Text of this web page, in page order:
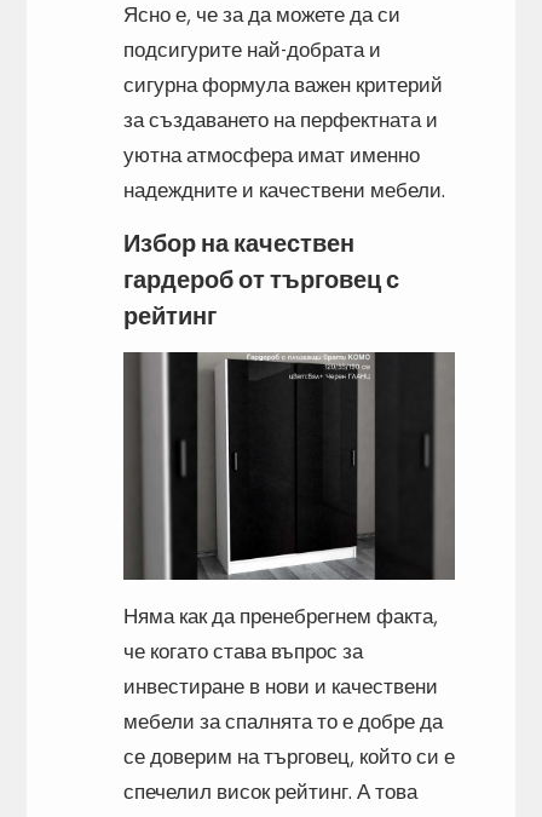
Ясно е, че за да можете да си
подсигурите най-добрата и
сигурна формула важен критерий
за създаването на перфектната и
уютна атмосфера имат именно
надеждните и качествени мебели.
Избор на качествен
гардероб от търговец с
рейтинг
Няма как да пренебрегнем факта,
че когато става въпрос за
инвестиране в нови и качествени
мебели за спалнята то е добре да
се доверим на търговец, който си е
спечелил висок рейтинг. А това